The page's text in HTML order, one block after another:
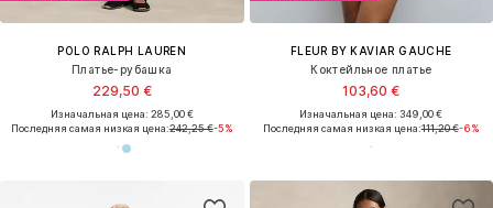
POLO RALPH LAUREN
Платье-рубашка
229,50 €
Изначальная цена: 285,00 €
Последняя самая низкая цена:242,25 €-5%
FLEUR BY KAVIAR GAUCHE
Коктейльное платье
103,60 €
Изначальная цена: 349,00 €
Последняя самая низкая цена:111,20 €-6%